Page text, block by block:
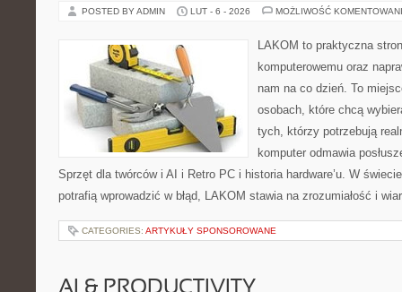
POSTED BY ADMIN LUT - 6 - 2026 MOŻLIWOŚĆ
LAKOM to praktyczna
komputerowemu oraz
nam na co dzień. To
osobach, które chcą
tych, którzy potrzebują
komputer odmawia
Sprzęt dla twórców i AI i Retro PC i historia hardware’u. W
potrafią wprowadzić w błąd, LAKOM stawia na zrozumiałość i
CATEGORIES: ARTYKUŁY SPONSOROWANE